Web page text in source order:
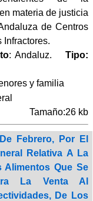
materia de justicia
de Centros
Infractores.
: Andaluz.Tipo:
y familia
Tamaño:26 kb
Febrero, Por El
Relativa A La
Alimentos Que Se
La Venta Al
De Los